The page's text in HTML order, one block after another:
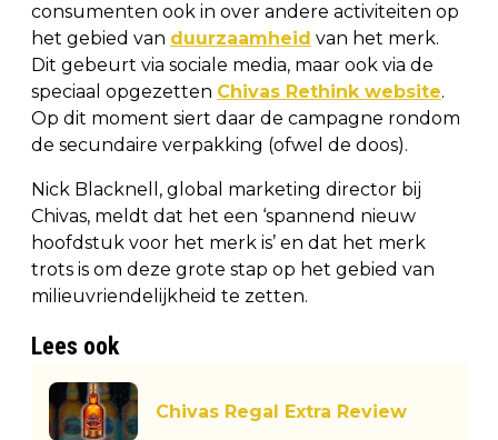
consumenten ook in over andere activiteiten op
het gebied van duurzaamheid van het merk.
Dit gebeurt via sociale media, maar ook via de
speciaal opgezetten Chivas Rethink website.
Op dit moment siert daar de campagne rondom
de secundaire verpakking (ofwel de doos).
Nick Blacknell, global marketing director bij
Chivas, meldt dat het een ‘spannend nieuw
hoofdstuk voor het merk is’ en dat het merk
trots is om deze grote stap op het gebied van
milieuvriendelijkheid te zetten.
Lees ook
Chivas Regal Extra Review